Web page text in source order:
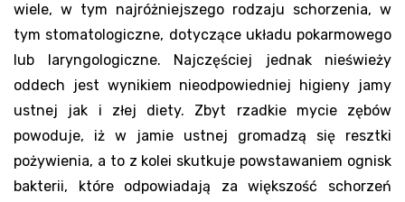
wiele, w tym najróżniejszego rodzaju schorzenia, w
tym stomatologiczne, dotyczące układu pokarmowego
lub laryngologiczne. Najczęściej jednak nieświeży
oddech jest wynikiem nieodpowiedniej higieny jamy
ustnej jak i złej diety. Zbyt rzadkie mycie zębów
powoduje, iż w jamie ustnej gromadzą się resztki
pożywienia, a to z kolei skutkuje powstawaniem ognisk
bakterii, które odpowiadają za większość schorzeń